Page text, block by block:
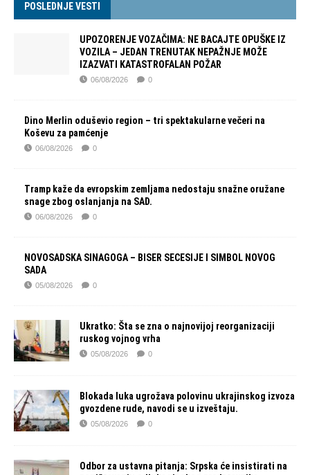
POSLEDNJE VESTI
UPOZORENJE VOZAČIMA: NE BACAJTE OPUŠKE IZ
VOZILA – JEDAN TRENUTAK NEPAŽNJE MOŽE
IZAZVATI KATASTROFALAN POŽAR
06/08/2026 0
Dino Merlin oduševio region – tri spektakularne večeri na
Koševu za pamćenje
06/08/2026 0
Tramp kaže da evropskim zemljama nedostaju snažne oružane
snage zbog oslanjanja na SAD.
06/08/2026 0
NOVOSADSKA SINAGOGA – BISER SECESIJE I SIMBOL NOVOG
SADA
05/08/2026 0
Ukratko: Šta se zna o najnovijoj reorganizaciji
ruskog vojnog vrha
05/08/2026 0
Blokada luka ugrožava polovinu ukrajinskog izvoza
gvozdene rude, navodi se u izveštaju.
05/08/2026 0
Odbor za ustavna pitanja: Srpska će insistirati na